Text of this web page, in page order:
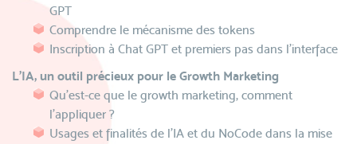
GPT
Comprendre le mécanisme des tokens
Inscription à Chat GPT et premiers pas dans l’interface
L’IA, un outil précieux pour le Growth Marketing
Qu’est-ce que le growth marketing, comment
l’appliquer ?
Usages et finalités de l’IA et du NoCode dans la mise